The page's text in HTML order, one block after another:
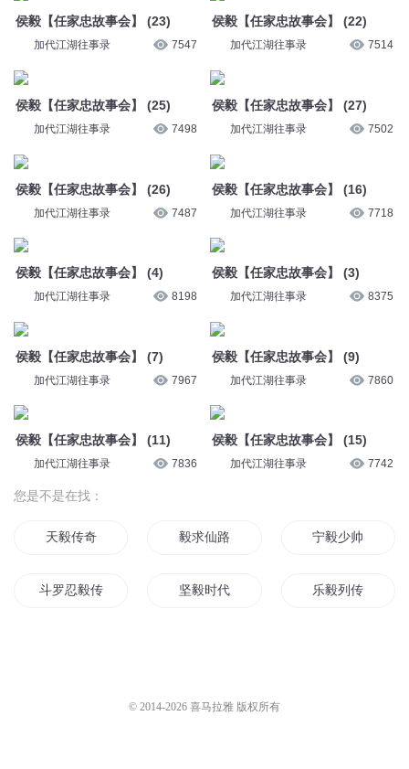
侯毅【任家忠故事会】 (23)
加代江湖往事录 7547
侯毅【任家忠故事会】 (25)
加代江湖往事录 7498
侯毅【任家忠故事会】 (26)
加代江湖往事录 7487
侯毅【任家忠故事会】 (4)
加代江湖往事录 8198
侯毅【任家忠故事会】 (7)
加代江湖往事录 7967
侯毅【任家忠故事会】 (11)
加代江湖往事录 7836
侯毅【任家忠故事会】 (22)
加代江湖往事录 7514
侯毅【任家忠故事会】 (27)
加代江湖往事录 7502
侯毅【任家忠故事会】 (16)
加代江湖往事录 7718
侯毅【任家忠故事会】 (3)
加代江湖往事录 8375
侯毅【任家忠故事会】 (9)
加代江湖往事录 7860
侯毅【任家忠故事会】 (15)
加代江湖往事录 7742
您是不是在找：
天毅传奇 毅求仙路 宁毅少帅
斗罗忍毅传 坚毅时代 乐毅列传
© 2014-2026 喜马拉雅 版权所有